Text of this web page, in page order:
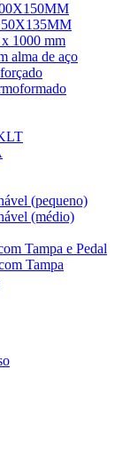
1000 mm
alma de aço
(pequeno)
(médio)
Tampa e Pedal
Tampa